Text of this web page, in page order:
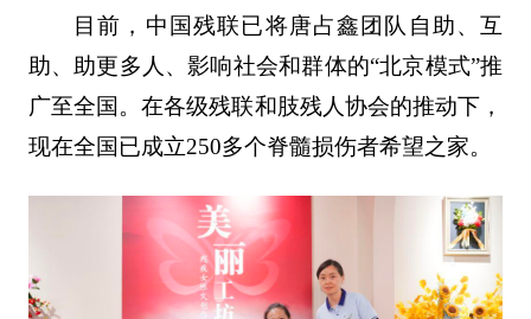
目前，中国残联已将唐占鑫团队自助、互
助、助更多人、影响社会和群体的“北京模式”推
广至全国。在各级残联和肢残人协会的推动下，
现在全国已成立250多个脊髓损伤者希望之家。